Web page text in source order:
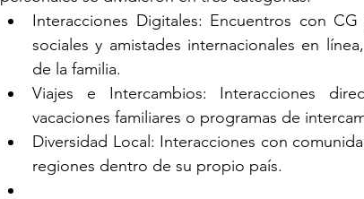
Interacciones Digitales: Encuentros con
sociales y amistades internacionales en
de la familia.
Viajes e Intercambios: Interacciones
vacaciones familiares o programas de
Diversidad Local: Interacciones con
regiones dentro de su propio país.